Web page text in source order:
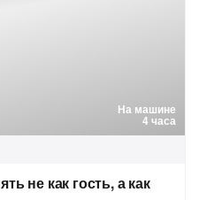
На машине
4 часа
не как гость, а как